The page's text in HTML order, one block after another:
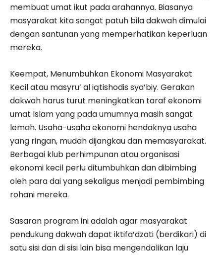
membuat umat ikut pada arahannya. Biasanya
masyarakat kita sangat patuh bila dakwah dimulai
dengan santunan yang memperhatikan keperluan
mereka.
Keempat, Menumbuhkan Ekonomi Masyarakat
Kecil atau masyru’ al iątishodis sya’biy. Gerakan
dakwah harus turut meningkatkan taraf ekonomi
umat Islam yang pada umumnya masih sangat
lemah. Usaha-usaha ekonomi hendaknya usaha
yang ringan, mudah dijangkau dan memasyarakat.
Berbagai klub perhimpunan atau organisasi
ekonomi kecil perlu ditumbuhkan dan dibimbing
oleh para dai yang sekaligus menjadi pembimbing
rohani mereka.
Sasaran program ini adalah agar masyarakat
pendukung dakwah dapat iktifa’dzati (berdikari) di
satu sisi dan di sisi lain bisa mengendalikan laju